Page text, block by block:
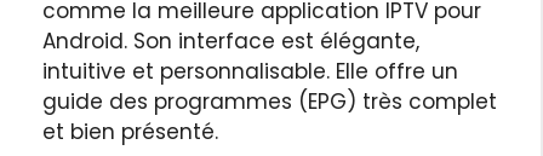
comme la meilleure application IPTV pour
Android. Son interface est élégante,
intuitive et personnalisable. Elle offre un
guide des programmes (EPG) très complet
et bien présenté.